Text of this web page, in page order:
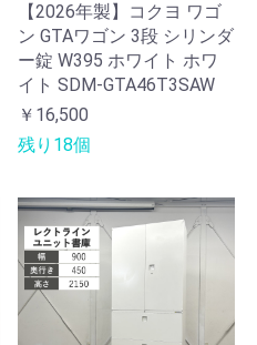
【2026年製】コクヨ ワゴ
ン GTAワゴン 3段 シリンダ
ー錠 W395 ホワイト ホワ
イト SDM-GTA46T3SAW
￥16,500
残り18個